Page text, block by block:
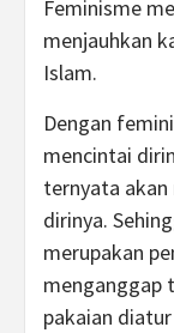
Feminisme
menjauhkan
Islam.
Dengan
mencintai
ternyata akan
dirinya.
merupakan
menganggap
pakaian